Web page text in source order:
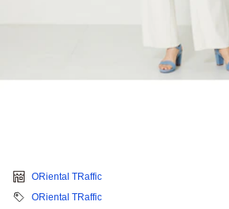
ORiental TRaffic
ORiental TRaffic